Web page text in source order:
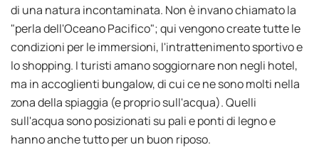
di una natura incontaminata. Non è invano chiamato la
"perla dell'Oceano Pacifico"; qui vengono create tutte le
condizioni per le immersioni, l'intrattenimento sportivo e
lo shopping. I turisti amano soggiornare non negli hotel,
ma in accoglienti bungalow, di cui ce ne sono molti nella
zona della spiaggia (e proprio sull'acqua). Quelli
sull'acqua sono posizionati su pali e ponti di legno e
hanno anche tutto per un buon riposo.